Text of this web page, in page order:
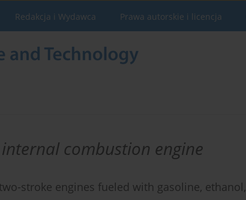
Redakcja i Wydawca Prawa autorskie i licencja
combustion engine
stroke engines fueled with gasoline, ethanol,